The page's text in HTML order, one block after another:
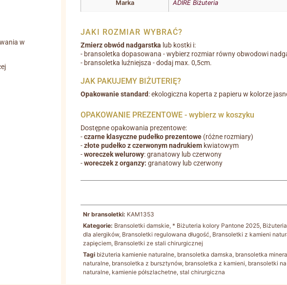
w
Marka ADIRE Biżuteria
JAKI ROZMIAR WYBRAĆ?
Zmierz obwód nadgarstka lub kostki i:
- bransoletka dopasowana - wybierz rozmiar równy obwodowi
- bransoletka luźniejsza - dodaj max. 0,5cm.
JAK PAKUJEMY BIŻUTERIĘ?
Opakowanie standard: ekologiczna koperta z papieru w kolorze
OPAKOWANIE PREZENTOWE - wybierz w koszyku
Dostępne opakowania prezentowe:
-czarne klasyczne pudełko prezentowe (różne rozmiary)
-złote pudełko z czerwonym nadrukiem kwiatowym
-woreczek welurowy: granatowy lub czerwony
-woreczek z organzy: granatowy lub czerwony
Nr bransoletki: KAM1353
Kategorie: Bransoletki damskie,* Biżuteria kolory Pantone 2025,
dla alergików, Bransoletki regulowana długość, Bransoletki z kamieni
zapięciem, Bransoletki ze stali chirurgicznej
Tagi biżuteria kamienie naturalne, bransoletka damska, bransoletka
naturalne, bransoletka z bursztynów, bransoletka z kamieni, bransoletki
naturalne, kamienie półszlachetne,stal chirurgiczna